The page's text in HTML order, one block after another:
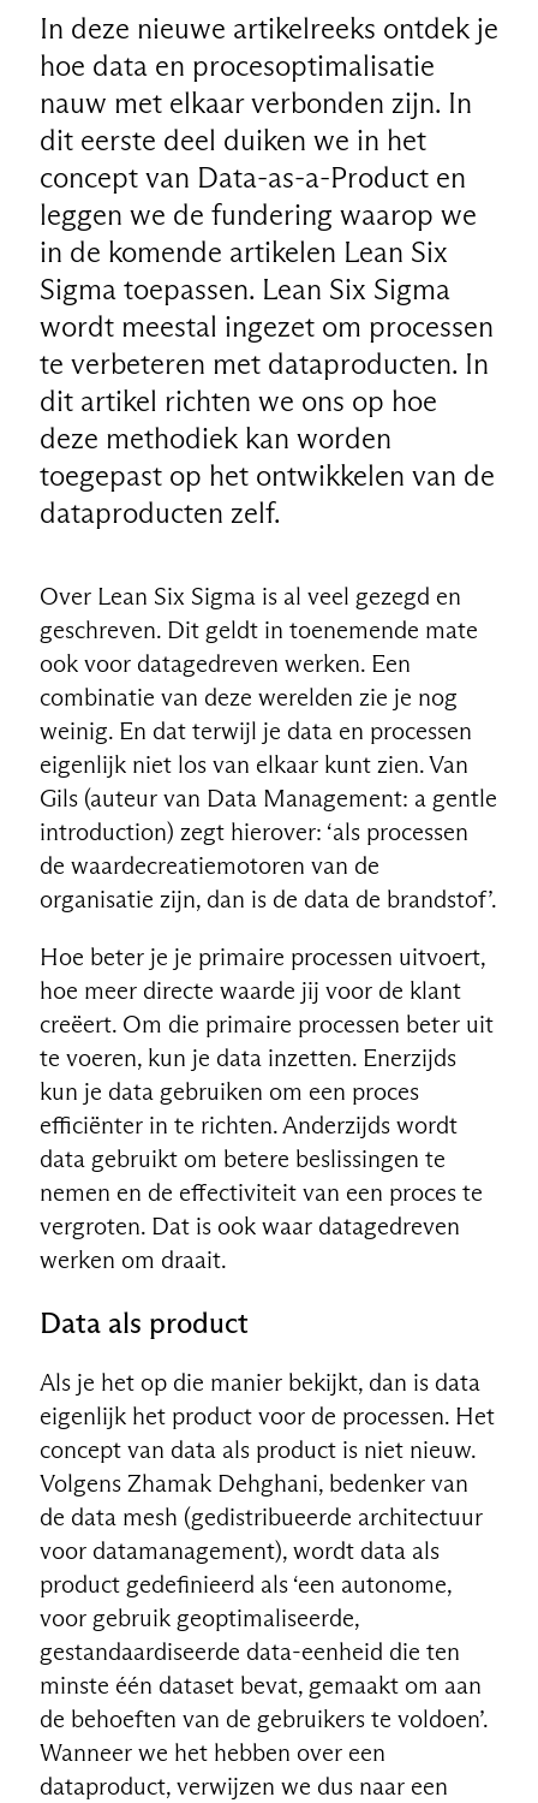
In deze nieuwe artikelreeks ontdek je
hoe data en procesoptimalisatie
nauw met elkaar verbonden zijn. In
dit eerste deel duiken we in het
concept van Data-as-a-Product en
leggen we de fundering waarop we
in de komende artikelen Lean Six
Sigma toepassen. Lean Six Sigma
wordt meestal ingezet om processen
te verbeteren met dataproducten. In
dit artikel richten we ons op hoe
deze methodiek kan worden
toegepast op het ontwikkelen van de
dataproducten zelf.
Over Lean Six Sigma is al veel gezegd en
geschreven. Dit geldt in toenemende mate
ook voor datagedreven werken. Een
combinatie van deze werelden zie je nog
weinig. En dat terwijl je data en processen
eigenlijk niet los van elkaar kunt zien. Van
Gils (auteur van Data Management: a gentle
introduction) zegt hierover: ‘als processen
de waardecreatiemotoren van de
organisatie zijn, dan is de data de brandstof’.
Hoe beter je je primaire processen uitvoert,
hoe meer directe waarde jij voor de klant
creëert. Om die primaire processen beter uit
te voeren, kun je data inzetten. Enerzijds
kun je data gebruiken om een proces
efficiënter in te richten. Anderzijds wordt
data gebruikt om betere beslissingen te
nemen en de effectiviteit van een proces te
vergroten. Dat is ook waar datagedreven
werken om draait.
Data als product
Als je het op die manier bekijkt, dan is data
eigenlijk het product voor de processen. Het
concept van data als product is niet nieuw.
Volgens Zhamak Dehghani, bedenker van
de data mesh (gedistribueerde architectuur
voor datamanagement), wordt data als
product gedefinieerd als ‘een autonome,
voor gebruik geoptimaliseerde,
gestandaardiseerde data-eenheid die ten
minste één dataset bevat, gemaakt om aan
de behoeften van de gebruikers te voldoen’.
Wanneer we het hebben over een
dataproduct, verwijzen we dus naar een